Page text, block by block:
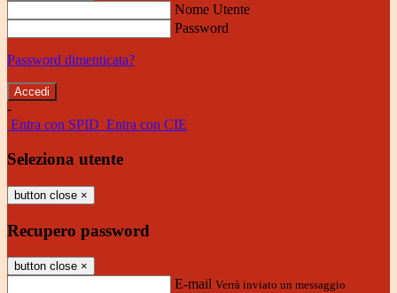
Nome Utente
Password
Password dimenticata?
-
Entra con SPID Entra con CIE
Seleziona utente
button close ×
Recupero password
button close ×
E-mail Verrà inviato un messaggio